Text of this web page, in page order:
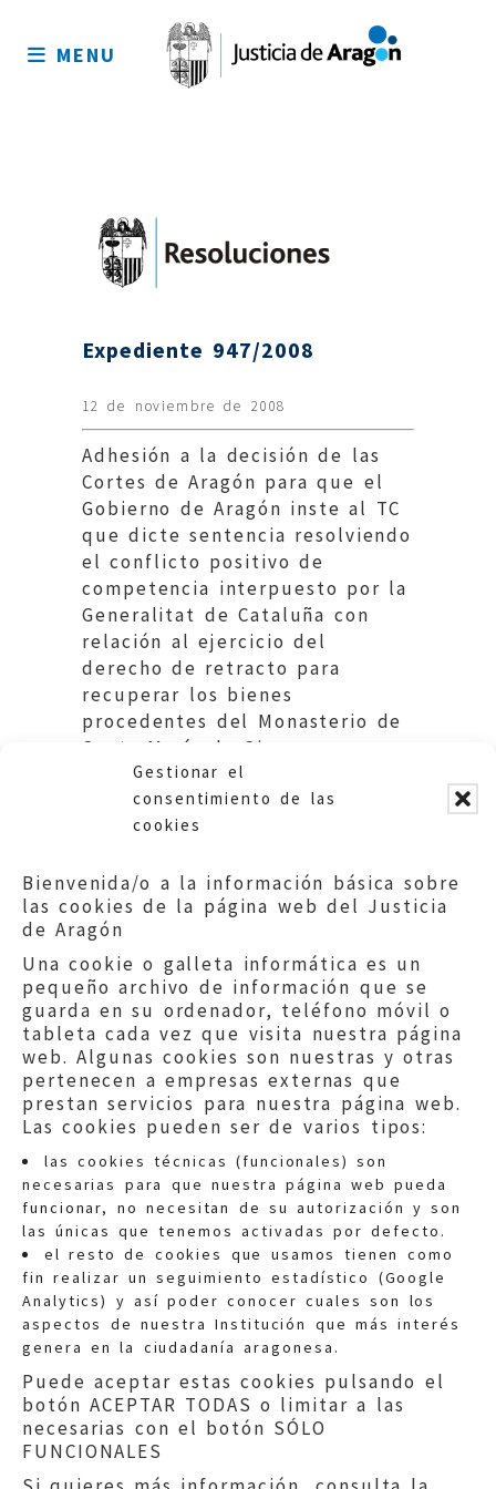
Gestionar el
consentimiento de las
cookies
Bienvenida/o a la información básica sobre
las cookies de la página web del Justicia
de Aragón
Una cookie o galleta informática es un
pequeño archivo de información que se
guarda en su ordenador, teléfono móvil o
tableta cada vez que visita nuestra página
web. Algunas cookies son nuestras y otras
pertenecen a empresas externas que
prestan servicios para nuestra página web.
Las cookies pueden ser de varios tipos:
las cookies técnicas (funcionales) son
necesarias para que nuestra página web pueda
funcionar, no necesitan de su autorización y son
las únicas que tenemos activadas por defecto.
el resto de cookies que usamos tienen como
fin realizar un seguimiento estadístico (Google
Analytics) y así poder conocer cuales son los
aspectos de nuestra Institución que más interés
genera en la ciudadanía aragonesa.
Puede aceptar estas cookies pulsando el
botón ACEPTAR TODAS o limitar a las
necesarias con el botón SÓLO
FUNCIONALES
sitio
MENU
Expediente 947/2008
12 de noviembre de 2008
Adhesión a la decisión de las
Cortes de Aragón para que el
Gobierno de Aragón inste al TC
que dicte sentencia resolviendo
el conflicto positivo de
competencia interpuesto por la
Generalitat de Cataluña con
relación al ejercicio del
derecho de retracto para
recuperar los bienes
procedentes del Monasterio de
Santa María de Sigena
adquiridos por Cataluña.
Quejas:quejas@eljusticiadearagon.es
Información general:
informacion@eljusticiadearagon.es
Teléfonos:900 210 210/